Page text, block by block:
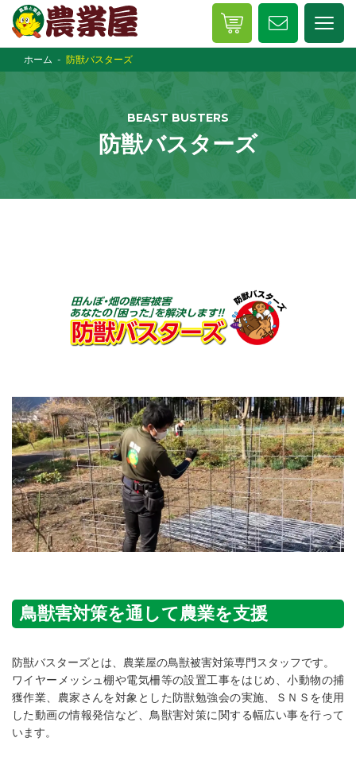
ホーム 防獣バスターズ
BEAST BUSTERS
防獣バスターズ
鳥獣害対策を通して農業を支援
防獣バスターズとは、農業屋の鳥獣被害対策専門スタッフです。
ワイヤーメッシュ棚や電気柵等の設置工事をはじめ、小動物の捕
獲作業、農家さんを対象とした防獣勉強会の実施、ＳＮＳを使用
した動画の情報発信など、鳥獣害対策に関する幅広い事を行って
います。